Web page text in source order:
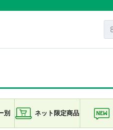
別 ネット限定商品